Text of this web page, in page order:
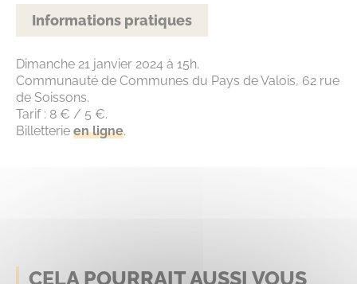
Informations pratiques
Dimanche 21 janvier 2024 à 15h.
Communauté de Communes du Pays de Valois, 62 rue
de Soissons.
Tarif : 8 € / 5 €.
Billetterie en ligne.
CELA POURRAIT AUSSI VOUS